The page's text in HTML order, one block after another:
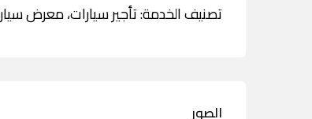
تصنيف الخدمة: تأجير سيارات، معرض
الصور